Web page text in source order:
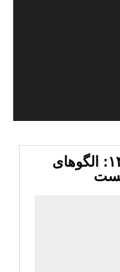
خانواده ایزو ۱۴۰۰۰: الگوهای